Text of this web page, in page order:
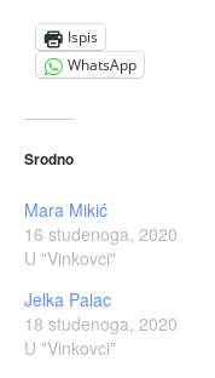
Ispis
WhatsApp
Srodno
Mara Mikić
16 studenoga, 2020
U "Vinkovci"
Jelka Palac
18 studenoga, 2020
U "Vinkovci"